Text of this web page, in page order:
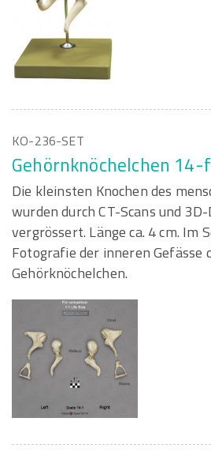
KO-236-SET
Gehörnknöchelchen
Die kleinsten Knochen des
wurden durch CT-Scans und
vergrössert. Länge ca. 4 cm. Im
Fotografie der inneren Gefässe
Gehörknöchelchen.